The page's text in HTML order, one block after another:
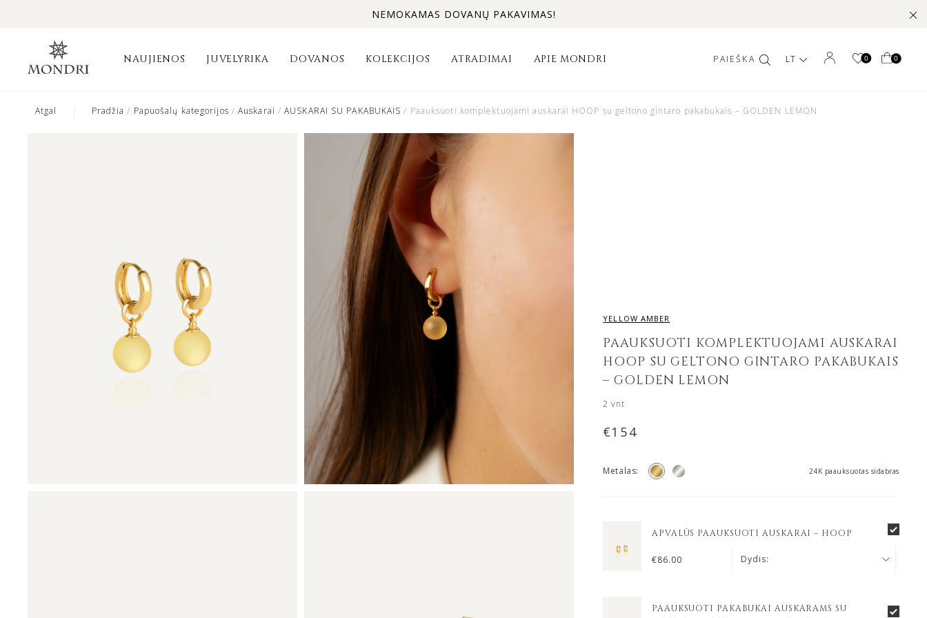
NEMOKAMAS DOVANŲ PAKAVIMAS!
NAUJIENOS JUVELYRIKA DOVANOS KOLEKCIJOS ATRADIMAI APIE MONDRI LT 0 0
Atgal | Pradžia / Papuošalų kategorijos /Auskarai /AUSKARAI SU PAKABUKAIS / Paauksuoti komplektuojami auskarai HOOP su geltono gintaro pakabukais – GOLDEN LEMON
YELLOW AMBER
PAAUKSUOTI KOMPLEKTUOJAMI AUSKARAI
HOOP SU GELTONO GINTARO PAKABUKAIS
– GOLDEN LEMON
2 vnt
€154
Metalas: 24K paauksuotas sidabras
APVALŪS PAAUKSUOTI AUSKARAI – HOOP
€86.00 Dydis:
PAAUKSUOTI PAKABUKAI AUSKARAMS SU